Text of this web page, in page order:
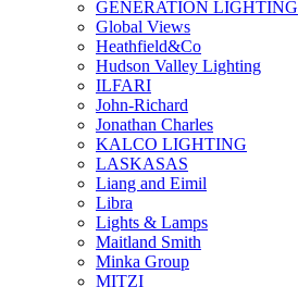
GENERATION LIGHTING
Global Views
Heathfield&Co
Hudson Valley Lighting
ILFARI
John-Richard
Jonathan Charles
KALCO LIGHTING
LASKASAS
Liang and Eimil
Libra
Lights & Lamps
Maitland Smith
Minka Group
MITZI